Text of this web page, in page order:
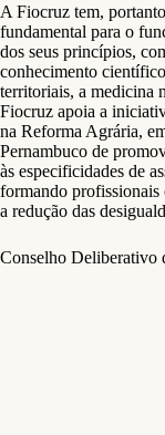
A Fiocruz tem,
fundamental para o
dos seus princípios,
conhecimento
territoriais, a medicina
Fiocruz apoia a
na Reforma Agrária,
Pernambuco de
às especificidades de
formando
a redução das
Conselho Deliberativo